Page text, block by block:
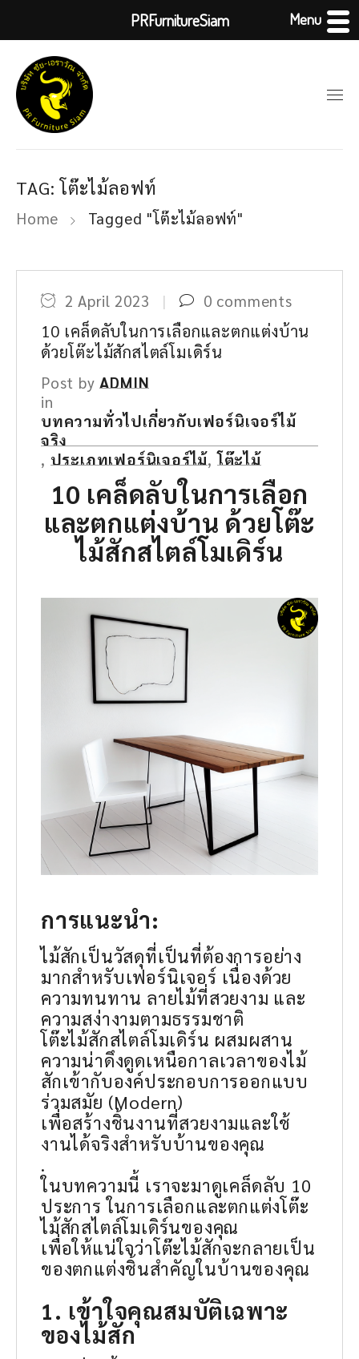
Home Tagged "โต๊ะไม้ลอฟท์"
TAG: โต๊ะไม้ลอฟท์
2 April 2023 0 comments
10 เคล็ดลับในการเลือกและตกแต่งบ้าน
ด้วยโต๊ะไม้สักสไตล์โมเดิร์น
Post byADMIN
in
บทความทั่วไปเกี่ยวกับเฟอร์นิเจอร์ไม้
จริง
, ประเภทเฟอร์นิเจอร์ไม้,โต๊ะไม้
10 เคล็ดลับในการเลือก
และตกแต่งบ้าน ด้วยโต๊ะ
ไม้สักสไตล์โมเดิร์น
การแนะนำ:
ไม้สักเป็นวัสดุที่เป็นที่ต้องการอย่าง
มากสำหรับเฟอร์นิเจอร์ เนื่องด้วย
ความทนทาน ลายไม้ที่สวยงาม และ
ความสง่างามตามธรรมชาติ
โต๊ะไม้สักสไตล์โมเดิร์น ผสมผสาน
ความน่าดึงดูดเหนือกาลเวลาของไม้
สักเข้ากับองค์ประกอบการออกแบบ
ร่วมสมัย (Modern)
เพื่อสร้างชิ้นงานที่สวยงามและใช้
งานได้จริงสำหรับบ้านของคุณ
.
ในบทความนี้ เราจะมาดูเคล็ดลับ 10
ประการ ในการเลือกและตกแต่งโต๊ะ
ไม้สักสไตล์โมเดิร์นของคุณ
เพื่อให้แน่ใจว่าโต๊ะไม้สักจะกลายเป็น
ของตกแต่งชิ้นสำคัญในบ้านของคุณ
1. เข้าใจคุณสมบัติเฉพาะ
ของไม้สัก
PRFurnitureSiam Menu